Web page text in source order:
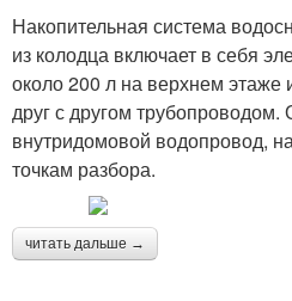
Накопительная система
из колодца включает в себя
около 200 л на верхнем этаже
друг с другом трубопроводом.
внутридомовой водопровод,
точкам разбора.
читать дальше →